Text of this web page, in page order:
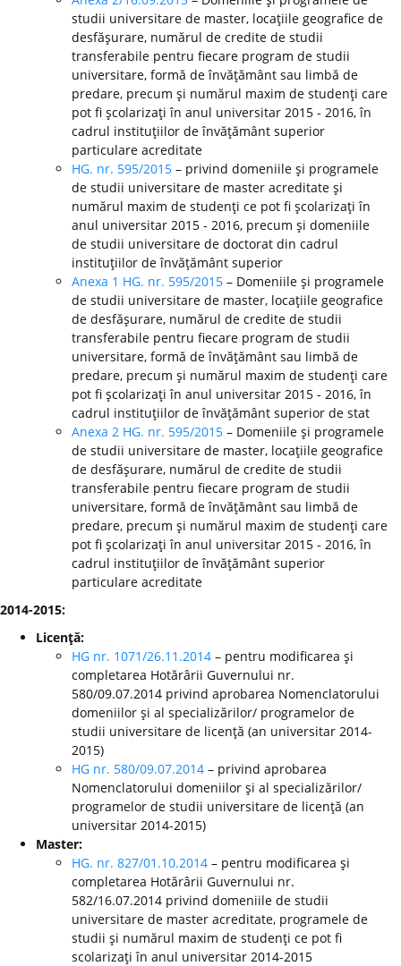
studii universitare de master, locaţiile geografice de
desfăşurare, numărul de credite de studii
transferabile pentru fiecare program de studii
universitare, formă de învăţământ sau limbă de
predare, precum şi numărul maxim de studenţi care
pot fi şcolarizaţi în anul universitar 2015 - 2016, în
cadrul instituţiilor de învăţământ superior
particulare acreditate
HG. nr. 595/2015 – privind domeniile şi programele
de studii universitare de master acreditate şi
numărul maxim de studenţi ce pot fi şcolarizaţi în
anul universitar 2015 - 2016, precum şi domeniile
de studii universitare de doctorat din cadrul
instituţiilor de învăţământ superior
Anexa 1 HG. nr. 595/2015 – Domeniile şi programele
de studii universitare de master, locaţiile geografice
de desfăşurare, numărul de credite de studii
transferabile pentru fiecare program de studii
universitare, formă de învăţământ sau limbă de
predare, precum şi numărul maxim de studenţi care
pot fi şcolarizaţi în anul universitar 2015 - 2016, în
cadrul instituţiilor de învăţământ superior de stat
Anexa 2 HG. nr. 595/2015 – Domeniile şi programele
de studii universitare de master, locaţiile geografice
de desfăşurare, numărul de credite de studii
transferabile pentru fiecare program de studii
universitare, formă de învăţământ sau limbă de
predare, precum şi numărul maxim de studenţi care
pot fi şcolarizaţi în anul universitar 2015 - 2016, în
cadrul instituţiilor de învăţământ superior
particulare acreditate
2014-2015:
Licenţă:
HG nr. 1071/26.11.2014 – pentru modificarea şi
completarea Hotărârii Guvernului nr.
580/09.07.2014 privind aprobarea Nomenclatorului
domeniilor şi al specializărilor/ programelor de
studii universitare de licenţă (an universitar 2014-
2015)
HG nr. 580/09.07.2014 – privind aprobarea
Nomenclatorului domeniilor şi al specializărilor/
programelor de studii universitare de licenţă (an
universitar 2014-2015)
Master:
HG. nr. 827/01.10.2014 – pentru modificarea şi
completarea Hotărârii Guvernului nr.
582/16.07.2014 privind domeniile de studii
universitare de master acreditate, programele de
studii şi numărul maxim de studenţi ce pot fi
scolarizaţi în anul universitar 2014-2015